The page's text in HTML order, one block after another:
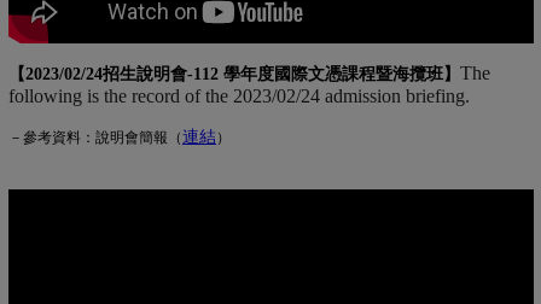
【2023/02/24招生說明會-112 學年度國際文憑課程暨海攬班】 The
following is the record of the 2023/02/24 admission briefing.
－參考資料：說明會簡報（連結(另開新視窗)
）